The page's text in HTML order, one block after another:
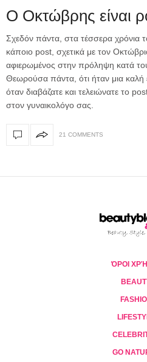
Ο Οκτώβρης είναι
Σχεδόν πάντα, στα τέσσερα χρόνια
κάποιο post, σχετικά με τον
αφιερωμένος στην πρόληψη κατά
Θεωρούσα πάντα, ότι ήταν μια καλή
όταν διαβάζατε και τελειώνατε το
στον γυναικολόγο σας.
21 COMMENTS
ΌΡΟΙ
GO